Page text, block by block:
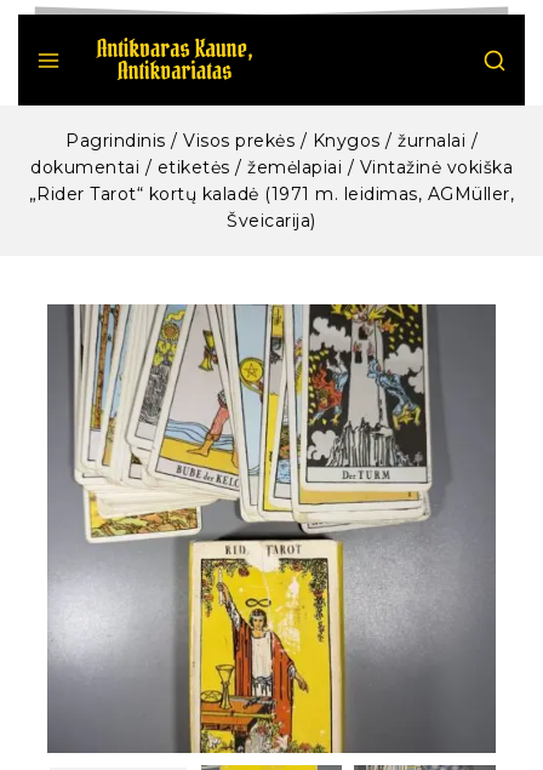
Pagrindinis / Visos prekės / Knygos / žurnalai /
dokumentai / etiketės / žemėlapiai / Vintažinė vokiška
„Rider Tarot“ kortų kaladė (1971 m. leidimas, AGMüller,
Šveicarija)